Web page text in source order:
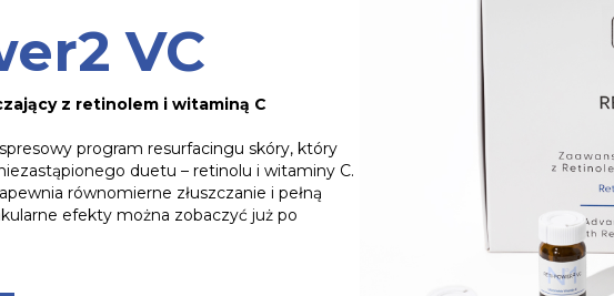
VC
z retinolem i witaminą C
program resurfacingu skóry, który
duetu – retinolu i witaminy C.
równomierne złuszczanie i pełną
efekty można zobaczyć już po